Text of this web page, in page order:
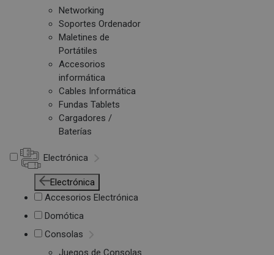
Networking
Soportes Ordenador
Maletines de
Portátiles
Accesorios
informática
Cables Informática
Fundas Tablets
Cargadores /
Baterías
Electrónica
Electrónica
Accesorios Electrónica
Domótica
Consolas
Juegos de Consolas